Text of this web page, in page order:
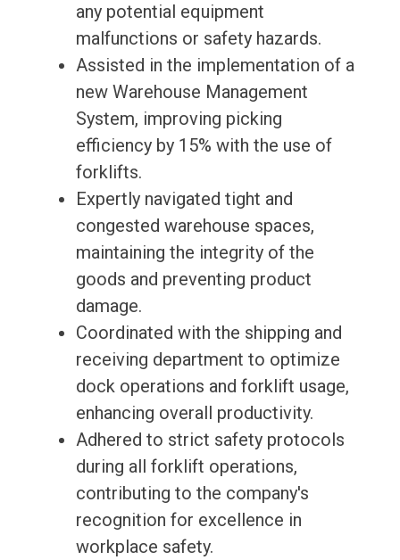
any potential equipment
malfunctions or safety hazards.
Assisted in the implementation of a
new Warehouse Management
System, improving picking
efficiency by 15% with the use of
forklifts.
Expertly navigated tight and
congested warehouse spaces,
maintaining the integrity of the
goods and preventing product
damage.
Coordinated with the shipping and
receiving department to optimize
dock operations and forklift usage,
enhancing overall productivity.
Adhered to strict safety protocols
during all forklift operations,
contributing to the company's
recognition for excellence in
workplace safety.